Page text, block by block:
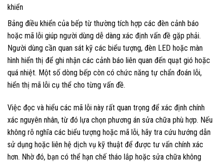
khiển
Bảng điều khiển của bếp từ thường tích hợp các đèn cảnh báo
hoặc mã lỗi giúp người dùng dễ dàng xác định vấn đề gặp phải.
Người dùng cần quan sát kỹ các biểu tượng, đèn LED hoặc màn
hình hiển thị để ghi nhận các cảnh báo liên quan đến quạt gió hoặc
quá nhiệt. Một số dòng bếp còn có chức năng tự chẩn đoán lỗi,
hiển thị mã lỗi cụ thể cho từng vấn đề.
Việc đọc và hiểu các mã lỗi này rất quan trọng để xác định chính
xác nguyên nhân, từ đó lựa chọn phương án sửa chữa phù hợp. Nếu
không rõ nghĩa các biểu tượng hoặc mã lỗi, hãy tra cứu hướng dẫn
sử dụng hoặc liên hệ dịch vụ kỹ thuật để được tư vấn chính xác
hơn. Nhờ đó, bạn có thể hạn chế tháo lắp hoặc sửa chữa không